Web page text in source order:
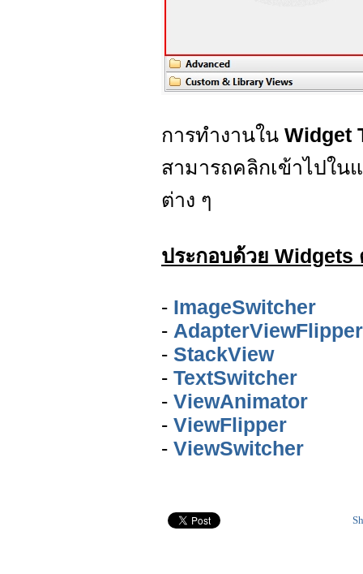
การทำงานใน Widget
สามารถคลิกเข้าไปใน
ต่าง ๆ
ประกอบด้วย Widgets
- ImageSwitcher
- AdapterViewFlipper
- StackView
- TextSwitcher
- ViewAnimator
- ViewFlipper
- ViewSwitcher